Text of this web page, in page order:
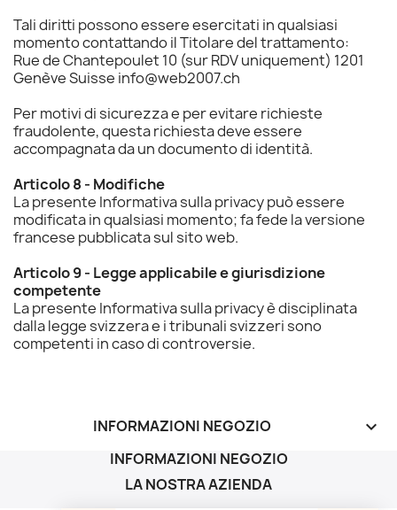
Tali diritti possono essere esercitati in qualsiasi
momento contattando il Titolare del trattamento:
Rue de Chantepoulet 10 (sur RDV uniquement) 1201
Genève Suisse info@web2007.ch
Per motivi di sicurezza e per evitare richieste
fraudolente, questa richiesta deve essere
accompagnata da un documento di identità.
Articolo 8 - Modifiche
La presente Informativa sulla privacy può essere
modificata in qualsiasi momento; fa fede la versione
francese pubblicata sul sito web.
Articolo 9 - Legge applicabile e giurisdizione
competente
La presente Informativa sulla privacy è disciplinata
dalla legge svizzera e i tribunali svizzeri sono
competenti in caso di controversie.
INFORMAZIONI NEGOZIO keyboard_arrow_down
INFORMAZIONI NEGOZIO
LA NOSTRA AZIENDA